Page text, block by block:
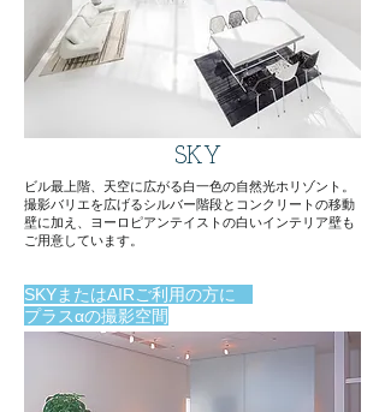
SKY
ビル最上階、天空に広がる白一色の自然光ホリゾント。
撮影バリエを広げるシルバー階段とコンクリートの移動
壁に加え、ヨーロピアンテイストの白いインテリア壁も
ご用意しています。
​SKYまたはAIRご利用の方に
プラスαの撮影空間